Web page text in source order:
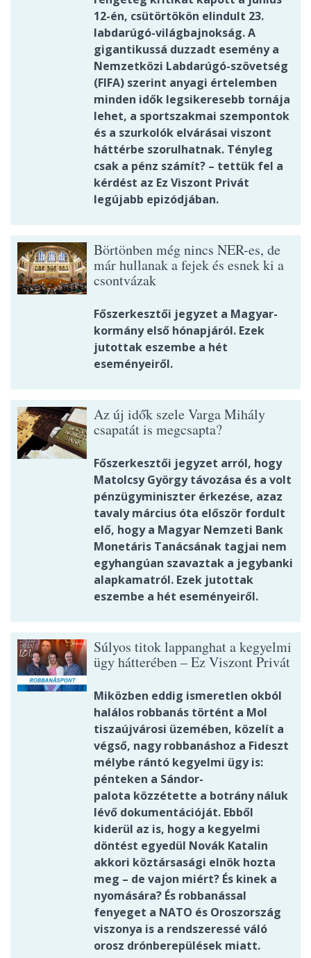
12-én, csütörtökön elindult 23.
labdarúgó-világbajnokság. A
gigantikussá duzzadt esemény a
Nemzetközi Labdarúgó-szövetség
(FIFA) szerint anyagi értelemben
minden idők legsikeresebb tornája
lehet, a sportszakmai szempontok
és a szurkolók elvárásai viszont
háttérbe szorulhatnak. Tényleg
csak a pénz számít? – tettük fel a
kérdést az Ez Viszont Privát
legújabb epizódjában.
Börtönben még nincs NER-es, de
már hullanak a fejek és esnek ki a
csontvázak
Főszerkesztői jegyzet a Magyar-
kormány első hónapjáról. Ezek
jutottak eszembe a hét
eseményeiről.
Az új idők szele Varga Mihály
csapatát is megcsapta?
Főszerkesztői jegyzet arról, hogy
Matolcsy György távozása és a volt
pénzügyminiszter érkezése, azaz
tavaly március óta először fordult
elő, hogy a Magyar Nemzeti Bank
Monetáris Tanácsának tagjai nem
egyhangúan szavaztak a jegybanki
alapkamatról. Ezek jutottak
eszembe a hét eseményeiről.
Súlyos titok lappanghat a kegyelmi
ügy hátterében – Ez Viszont Privát
Miközben eddig ismeretlen okból
halálos robbanás történt a Mol
tiszaújvárosi üzemében, közelít a
végső, nagy robbanáshoz a Fideszt
mélybe rántó kegyelmi ügy is:
pénteken a Sándor-
palota közzétette a botrány náluk
lévő dokumentációját. Ebből
kiderül az is, hogy a kegyelmi
döntést egyedül Novák Katalin
akkori köztársasági elnök hozta
meg – de vajon miért? És kinek a
nyomására? És robbanással
fenyeget a NATO és Oroszország
viszonya is a rendszeressé váló
orosz drónberepülések miatt.